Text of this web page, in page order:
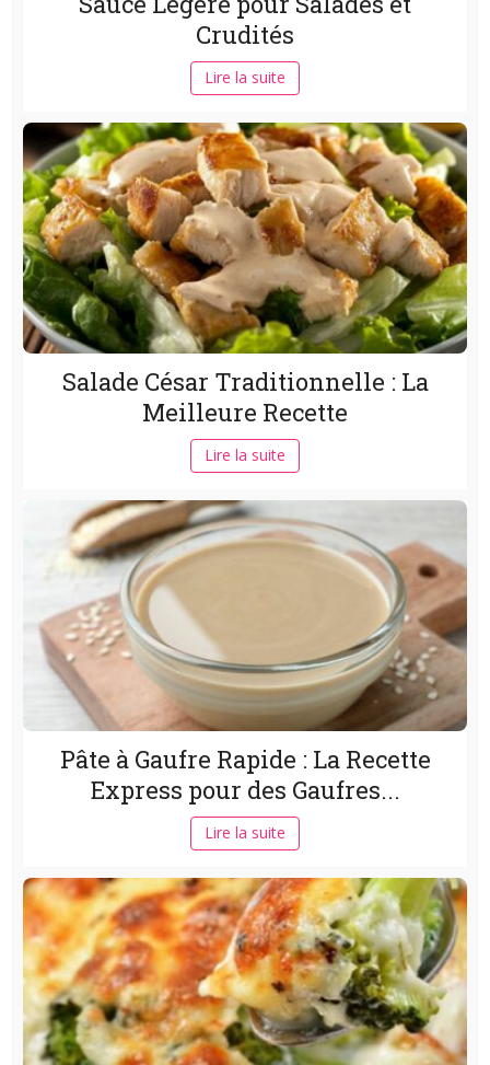
Crudités
Lire la suite
Salade César Traditionnelle : La
Meilleure Recette
Lire la suite
Pâte à Gaufre Rapide : La Recette
Express pour des Gaufres...
Lire la suite